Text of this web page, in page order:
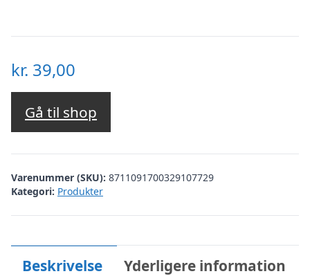
kr. 39,00
Gå til shop
Varenummer (SKU): 8711091700329107729
Kategori: Produkter
Beskrivelse Yderligere information